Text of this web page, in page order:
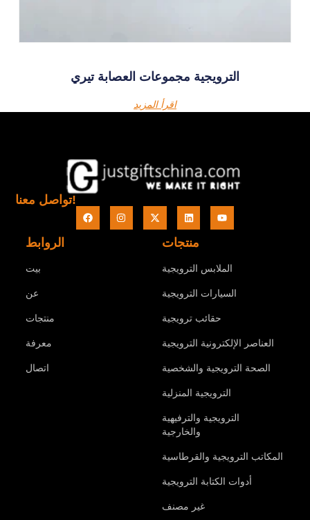
الترويجية مجموعات العصابة تيري
اقرأ المزيد
الروابط
بيت
عن
منتجات
معرفة
اتصال
منتجات
الملابس الترويجية
السيارات الترويجية
حقائب ترويجية
العناصر الإلكترونية الترويجية
الصحة الترويجية والشخصية
الترويجية المنزلية
الترويجية والترفيهية
والخارجية
المكاتب الترويجية والقرطاسية
أدوات الكتابة الترويجية
غير مصنف
تواصل معنا!